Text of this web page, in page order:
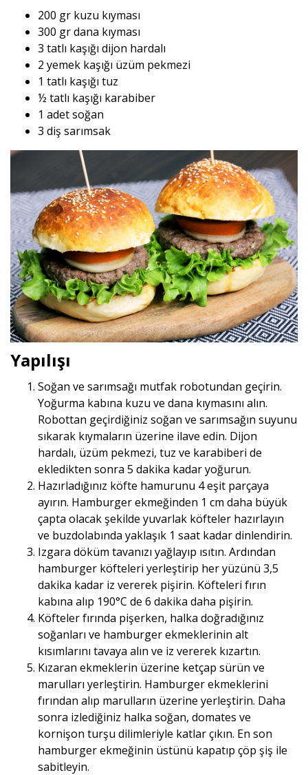
200 gr kuzu kıyması
300 gr dana kıyması
3 tatlı kaşığı dijon hardalı
2 yemek kaşığı üzüm pekmezi
1 tatlı kaşığı tuz
½ tatlı kaşığı karabiber
1 adet soğan
3 diş sarımsak
Yapılışı
Soğan ve sarımsağı mutfak robotundan geçirin.
Yoğurma kabına kuzu ve dana kıymasını alın.
Robottan geçirdiğiniz soğan ve sarımsağın suyunu
sıkarak kıymaların üzerine ilave edin. Dijon
hardalı, üzüm pekmezi, tuz ve karabiberi de
ekledikten sonra 5 dakika kadar yoğurun.
Hazırladığınız köfte hamurunu 4 eşit parçaya
ayırın. Hamburger ekmeğinden 1 cm daha büyük
çapta olacak şekilde yuvarlak köfteler hazırlayın
ve buzdolabında yaklaşık 1 saat kadar dinlendirin.
Izgara döküm tavanızı yağlayıp ısıtın. Ardından
hamburger köfteleri yerleştirip her yüzünü 3,5
dakika kadar iz vererek pişirin. Köfteleri fırın
kabına alıp 190°C de 6 dakika daha pişirin.
Köfteler fırında pişerken, halka doğradığınız
soğanları ve hamburger ekmeklerinin alt
kısımlarını tavaya alın ve iz vererek kızartın.
Kızaran ekmeklerin üzerine ketçap sürün ve
marulları yerleştirin. Hamburger ekmeklerini
fırından alıp marulların üzerine yerleştirin. Daha
sonra izlediğiniz halka soğan, domates ve
kornişon turşu dilimleriyle katlar çıkın. En son
hamburger ekmeğinin üstünü kapatıp çöp şiş ile
sabitleyin.